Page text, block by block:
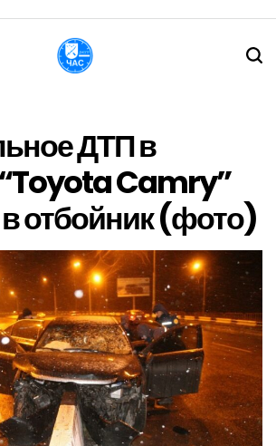
ДТП в
Camry”
отбойник (фото)